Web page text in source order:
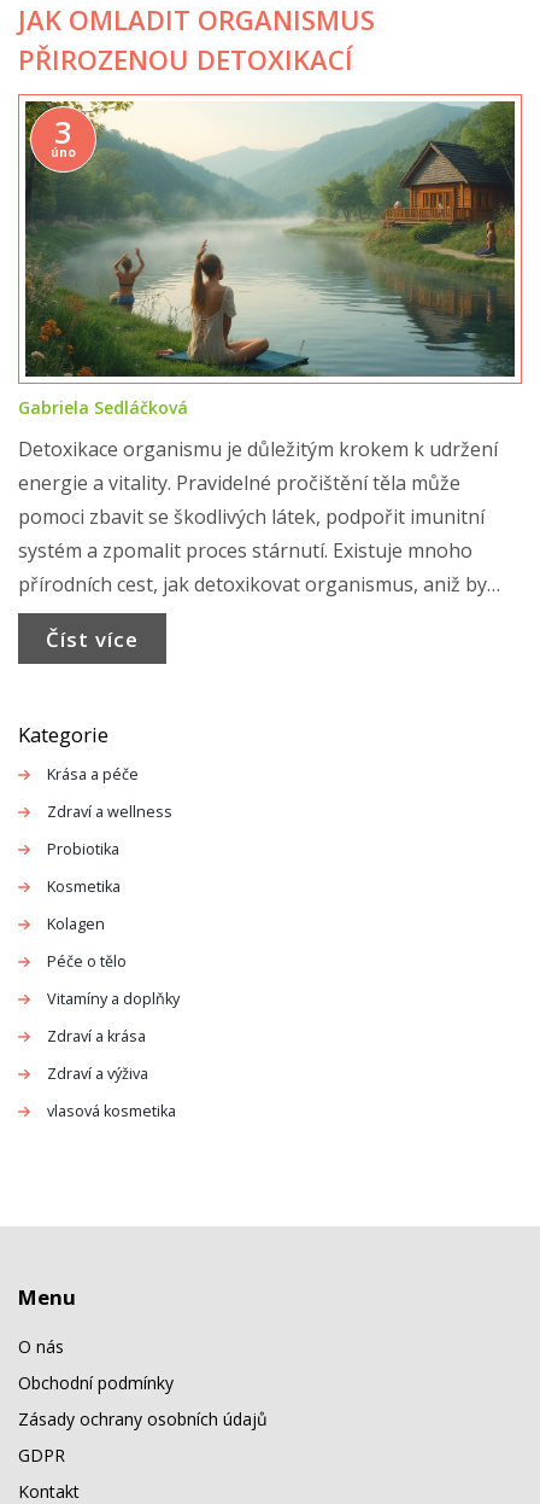
JAK OMLADIT ORGANISMUS
PŘIROZENOU DETOXIKACÍ
3
úno
Gabriela Sedláčková
Detoxikace organismu je důležitým krokem k udržení
energie a vitality. Pravidelné pročištění těla může
pomoci zbavit se škodlivých látek, podpořit imunitní
systém a zpomalit proces stárnutí. Existuje mnoho
přírodních cest, jak detoxikovat organismus, aniž by
bylo nutné používat drastické metody. Tento článek
nabízí praktické tipy a informace o tom, jak správně a
Číst více
Kategorie
Krása a péče
Zdraví a wellness
Probiotika
Kosmetika
Kolagen
Péče o tělo
Vitamíny a doplňky
Zdraví a krása
Zdraví a výživa
vlasová kosmetika
Menu
O nás
Obchodní podmínky
Zásady ochrany osobních údajů
GDPR
Kontakt